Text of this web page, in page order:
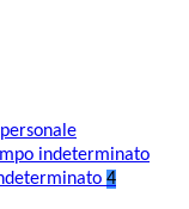
indeterminato
4